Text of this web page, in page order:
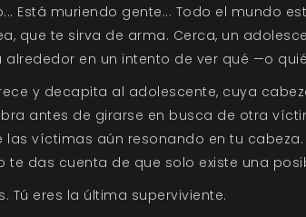
Está muriendo gente... Todo el mundo
que te sirva de arma. Cerca, un
alrededor en un intento de ver qué —o
y decapita al adolescente, cuya
antes de girarse en busca de otra
víctimas aún resonando en tu
te das cuenta de que solo existe una
Tú eres la última superviviente.